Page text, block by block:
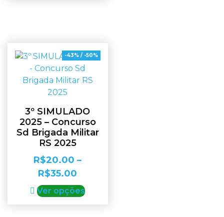
-43% / -50%
3º SIMULADO
2025 – Concurso
Sd Brigada Militar
RS 2025
R$20.00 –
R$35.00
Ver opções